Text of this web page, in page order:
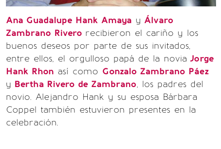
Ana Guadalupe Hank Amaya y Álvaro
Zambrano Rivero recibieron el cariño y los
buenos deseos por parte de sus invitados,
entre ellos, el orgulloso papá de la novia Jorge
Hank Rhon así como Gonzalo Zambrano Páez
y Bertha Rivero de Zambrano, los padres del
novio. Alejandro Hank y su esposa Bárbara
Coppel también estuvieron presentes en la
celebración.